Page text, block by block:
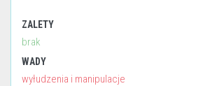
ZALETY
brak
WADY
wyłudzenia i manipulacje